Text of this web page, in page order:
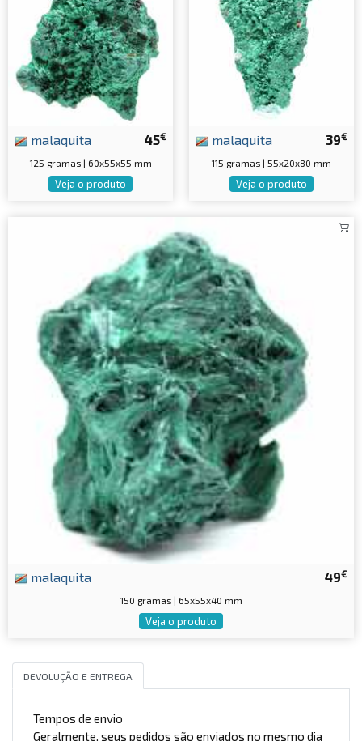
45€
malaquita
125 gramas | 60x55x55 mm
Veja o produto
39€
malaquita
115 gramas | 55x20x80 mm
Veja o produto
49€
malaquita
150 gramas | 65x55x40 mm
Veja o produto
DEVOLUÇÃO E ENTREGA
Tempos de envio
Geralmente, seus pedidos são enviados no mesmo dia